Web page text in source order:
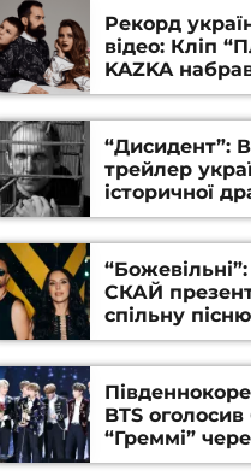
Рекорд
відео: Кліп
KAZKA
переглядів
“Дисидент”:
трейлер
історичної
Станіслава
Андрія
СКАЙ
спільну
BTS
“Греммі”
номінацію